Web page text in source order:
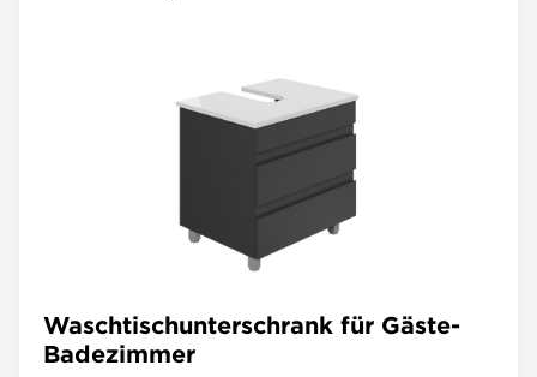
Waschtischunterschrank für Gäste-
Badezimmer